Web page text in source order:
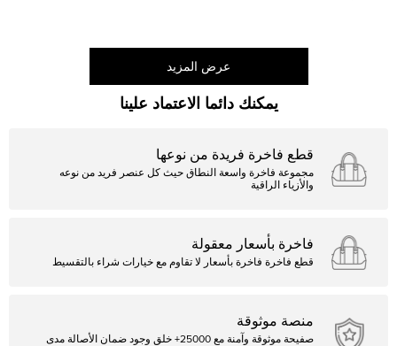
عرض المزيد
يمكنك دائما الاعتماد علينا
قطع فاخرة فريدة من نوعها
مجموعة فاخرة واسعة النطاق حيث كل عنصر فريد من نوعه
والأزياء الراقية
فاخرة بأسعار معقولة
قطع فاخرة فاخرة بأسعار لا تقاوم مع خيارات شراء بالتقسيط
منصة موثوقة
صفيحة موثوقة وآمنة مع 25000+ خلق وجود ضمان الأصالة مدى